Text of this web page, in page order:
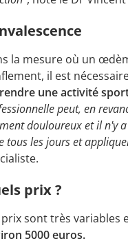
la mesure où un
il est
une activité
peut, en
douloureux et il n'y
tous les jours et
prix ?
prix sont très variables
5000 euros.